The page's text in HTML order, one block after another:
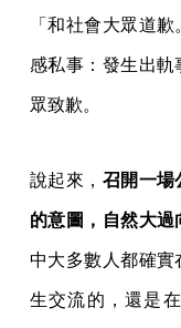
「和社會大眾道
感私事：發生出
眾致歉。
說起來， 召開一場
的意圖，自然大過
中大多數人都確實
生交流的，還是